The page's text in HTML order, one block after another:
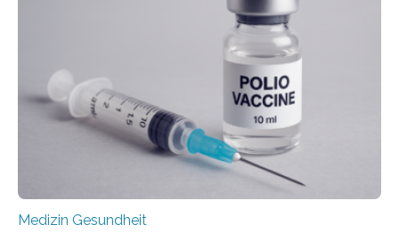
nur Tumorschwachstellen angreifen und normales
Gewebe verschonen. Forschende um Daniel Merk vom
Hertie-Institut für klinische Hirnforschung am
Universitätsklinikum Tübingen haben eine solche
Schwachstelle im Erbgut einer Untergruppe des
Medulloblastoms gefunden. Die Wilhelm Sander-
Stiftung unterstützte das Projekt…
Medizin Gesundheit